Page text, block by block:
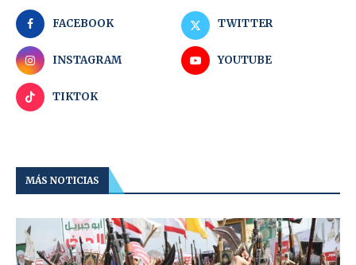
FACEBOOK TWITTER
INSTAGRAM YOUTUBE
TIKTOK
MÁS NOTICIAS